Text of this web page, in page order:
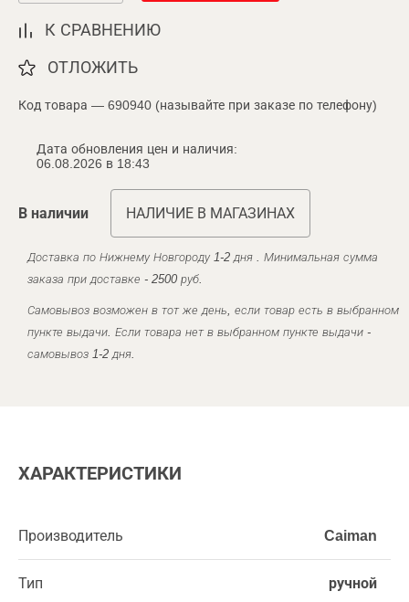
К СРАВНЕНИЮ
ОТЛОЖИТЬ
Код товара — 690940 (называйте при заказе по телефону)
Дата обновления цен и наличия:
06.08.2026 в 18:43
В наличии НАЛИЧИЕ В МАГАЗИНАХ
Доставка по Нижнему Новгороду 1-2 дня . Минимальная сумма
заказа при доставке - 2500 руб.
Самовывоз возможен в тот же день, если товар есть в выбранном
пункте выдачи. Если товара нет в выбранном пункте выдачи -
самовывоз 1-2 дня.
ХАРАКТЕРИСТИКИ
Производитель Caiman
Тип ручной